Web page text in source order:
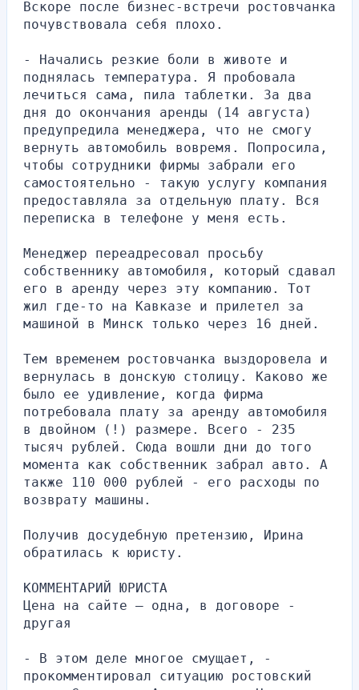
Вскоре после бизнес-встречи ростовчанка
почувствовала себя плохо.
- Начались резкие боли в животе и
поднялась температура. Я пробовала
лечиться сама, пила таблетки. За два
дня до окончания аренды (14 августа)
предупредила менеджера, что не смогу
вернуть автомобиль вовремя. Попросила,
чтобы сотрудники фирмы забрали его
самостоятельно - такую услугу компания
предоставляла за отдельную плату. Вся
переписка в телефоне у меня есть.
Менеджер переадресовал просьбу
собственнику автомобиля, который сдавал
его в аренду через эту компанию. Тот
жил где-то на Кавказе и прилетел за
машиной в Минск только через 16 дней.
Тем временем ростовчанка выздоровела и
вернулась в донскую столицу. Каково же
было ее удивление, когда фирма
потребовала плату за аренду автомобиля
в двойном (!) размере. Всего - 235
тысяч рублей. Сюда вошли дни до того
момента как собственник забрал авто. А
также 110 000 рублей - его расходы по
возврату машины.
Получив досудебную претензию, Ирина
обратилась к юристу.
КОММЕНТАРИЙ ЮРИСТА
Цена на сайте – одна, в договоре -
другая
- В этом деле многое смущает, -
прокомментировал ситуацию ростовский